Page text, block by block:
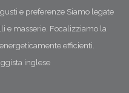
il vuolo
e preferenze Siamo legate
e masserie. Focalizziamo la
efficienti.
inglese